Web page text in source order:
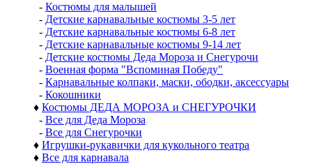
- Костюмы для малышей
- Детские карнавальные костюмы 3-5 лет
- Детские карнавальные костюмы 6-8 лет
- Детские карнавальные костюмы 9-14 лет
- Детские костюмы Деда Мороза и Снегурочи
- Военная форма "Вспоминая Победу"
- Карнавальные колпаки, маски, ободки, аксессуары
- Кокошники
♦ Костюмы ДЕДА МОРОЗА и СНЕГУРОЧКИ
- Все для Деда Мороза
- Все для Снегурочки
♦ Игрушки-рукавички для кукольного театра
♦ Все для карнавала